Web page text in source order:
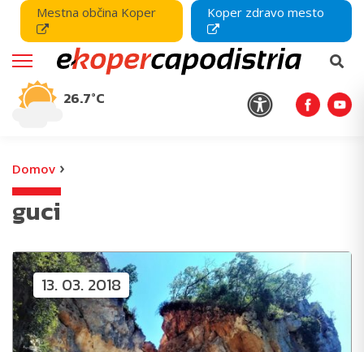
Mestna občina Koper Koper zdravo mesto
26.7°C
Domov ›
guci
13. 03. 2018